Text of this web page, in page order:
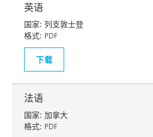
英语
国家: 列支敦士登
格式: PDF
下载
法语
国家: 加拿大
格式: PDF